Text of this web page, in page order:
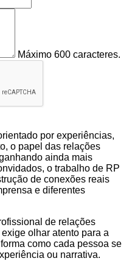
Máximo 600 caracteres.
por experiências,
o papel das relações
ainda mais
o trabalho de RP
de conexões reais
e diferentes
de relações
olhar atento para a
como cada pessoa se
ou narrativa.